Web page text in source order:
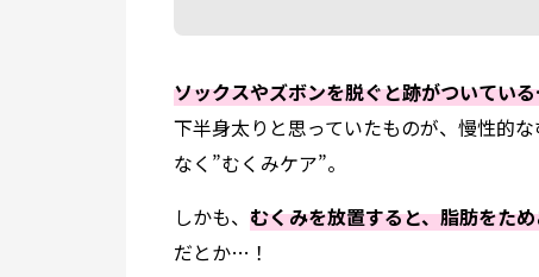
ソックスやズボンを脱ぐと跡がついてい
下半身太りと思っていたものが、慢性的
なく”むくみケア”。
しかも、 むくみを放置すると、脂肪をた
だとか…！